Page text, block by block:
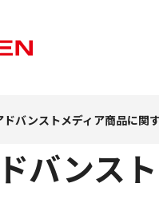
ドバンストメディア商品に関
バンス